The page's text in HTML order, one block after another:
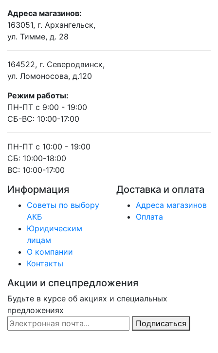
Адреса магазинов:
163051, г. Архангельск,
ул. Тимме, д. 28
164522, г. Северодвинск,
ул. Ломоносова, д.120
Режим работы:
ПН-ПТ с 9:00 - 19:00
СБ-ВС: 10:00-17:00
ПН-ПТ с 10:00 - 19:00
СБ: 10:00-18:00
ВС: 10:00-17:00
Информация
Советы по выбору
АКБ
Юридическим
лицам
О компании
Контакты
Доставка и оплата
Адреса магазинов
Оплата
Акции и спецпредложения
Будьте в курсе об акциях и специальных
предложениях
Email Address
Подписаться